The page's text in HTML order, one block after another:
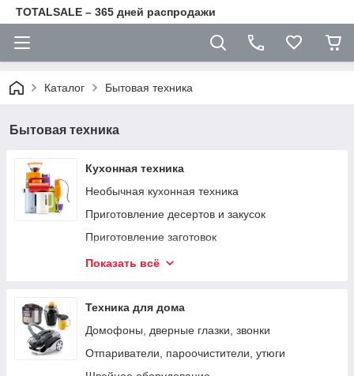
TOTALSALE – 365 дней распродажи
Каталог Бытовая техника
Бытовая техника
Кухонная техника
Необычная кухонная техника
Приготовление десертов и закусок
Приготовление заготовок
Грили, шашлычницы
Чайники, термопоты
Тостеры, сендвичницы
Вафельницы, орешницы
Показать всё
Техника для дома
Домофоны, дверные глазки, звонки
Отпариватели, пароочистители, утюги